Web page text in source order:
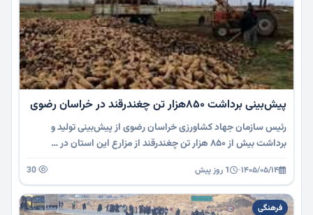
پیش‌بینی برداشت ۸۵۰هزار تن چغندرقند در خراسان رضوی
رئیس سازمان جهاد کشاورزی خراسان رضوی از پیش‌بینی تولید و
برداشت بیش از ۸۵۰ هزار تن چغندرقند از مزارع این استان در …
۱۴۰۵/۰۵/۱۴· 1 روز پیش
فرهنگی